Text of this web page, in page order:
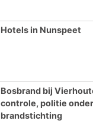
Hotels in Nunspeet
Bosbrand bij
controle, politie
brandstichting